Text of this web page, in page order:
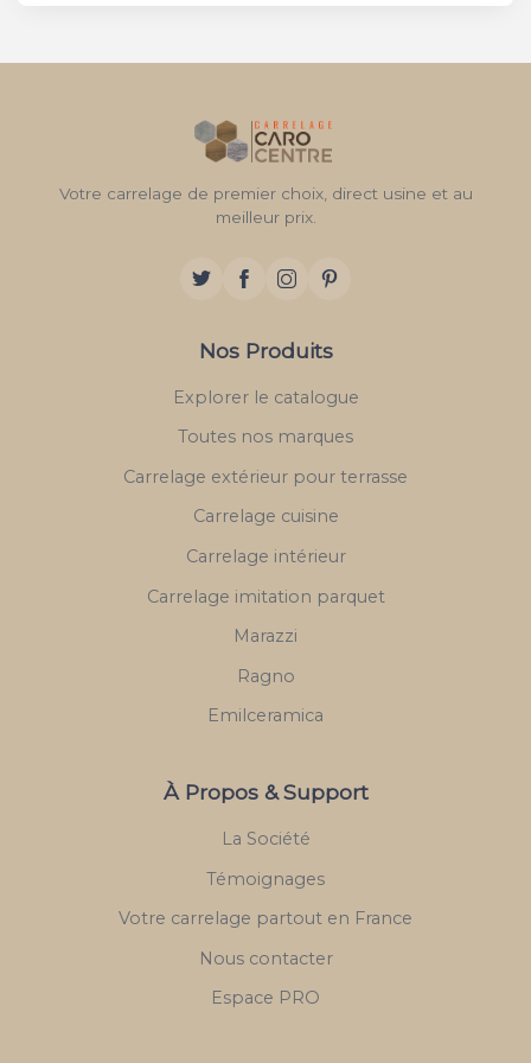
Votre carrelage de premier choix, direct usine et au
meilleur prix.
Nos Produits
Explorer le catalogue
Toutes nos marques
Carrelage extérieur pour terrasse
Carrelage cuisine
Carrelage intérieur
Carrelage imitation parquet
Marazzi
Ragno
Emilceramica
À Propos & Support
La Société
Témoignages
Votre carrelage partout en France
Nous contacter
Espace PRO